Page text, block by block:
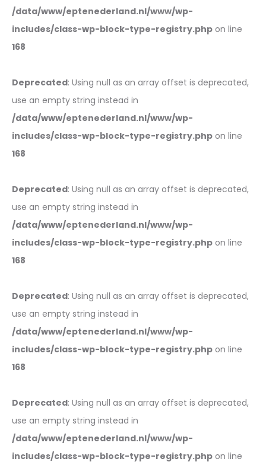
/data/www/eptenederland.nl/www/wp-
includes/class-wp-block-type-registry.php on line
168
Deprecated: Using null as an array offset is deprecated,
use an empty string instead in
/data/www/eptenederland.nl/www/wp-
includes/class-wp-block-type-registry.php on line
168
Deprecated: Using null as an array offset is deprecated,
use an empty string instead in
/data/www/eptenederland.nl/www/wp-
includes/class-wp-block-type-registry.php on line
168
Deprecated: Using null as an array offset is deprecated,
use an empty string instead in
/data/www/eptenederland.nl/www/wp-
includes/class-wp-block-type-registry.php on line
168
Deprecated: Using null as an array offset is deprecated,
use an empty string instead in
/data/www/eptenederland.nl/www/wp-
includes/class-wp-block-type-registry.php on line